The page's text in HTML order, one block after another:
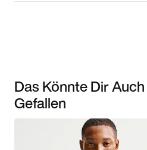
Das Könnte Dir Auch
Gefallen